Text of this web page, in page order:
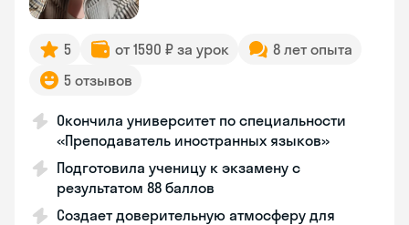
5 от 1590 ₽ за урок
8 лет опыта
5 отзывов
Окончила университет по специальности
«Преподаватель иностранных языков»
Подготовила ученицу к экзамену с
результатом 88 баллов
Создает доверительную атмосферу для